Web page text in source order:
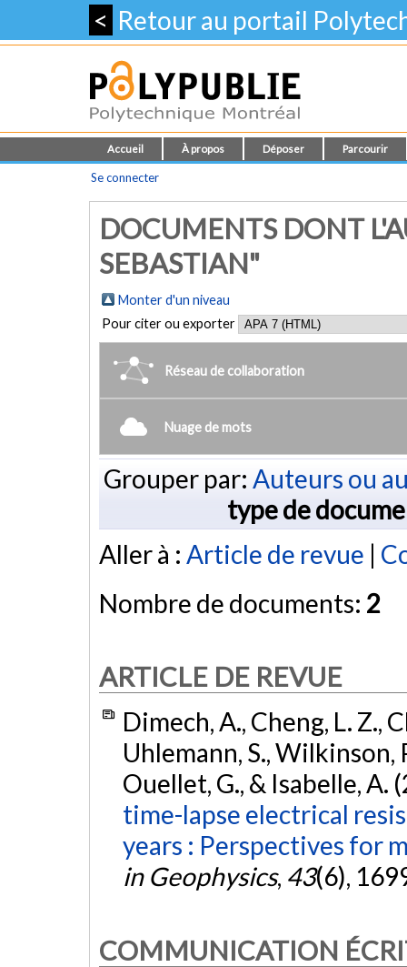
< Retour au portail
Accueil À propos Déposer Parcourir
Se connecter
DOCUMENTS DONT
SEBASTIAN"
Monter d'un niveau
Pour citer ou exporter
Réseau de collaboration
Nuage de mots
Grouper par: Auteurs ou
type de
Aller à : Article de revue |
Nombre de documents: 2
ARTICLE DE REVUE
Dimech, A., Cheng, L. Z.,
Uhlemann, S., Wilkinson,
Ouellet, G., & Isabelle, A.
time-lapse electrical
years : Perspectives for
in Geophysics, 43(6),
COMMUNICATION